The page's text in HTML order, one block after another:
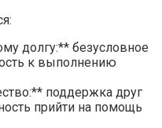
долгу:** безусловное
к выполнению
поддержка друг
прийти на помощь